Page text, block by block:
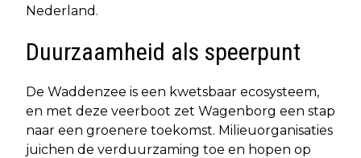
Nederland.
Duurzaamheid als speerpunt
De Waddenzee is een kwetsbaar ecosysteem,
en met deze veerboot zet Wagenborg een stap
naar een groenere toekomst. Milieuorganisaties
juichen de verduurzaming toe en hopen op